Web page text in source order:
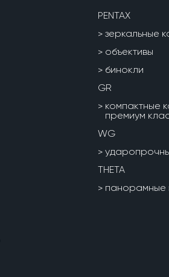
PENTAX
зеркальные
объективы
бинокли
GR
компактные
премиум
WG
THETA
панорамные